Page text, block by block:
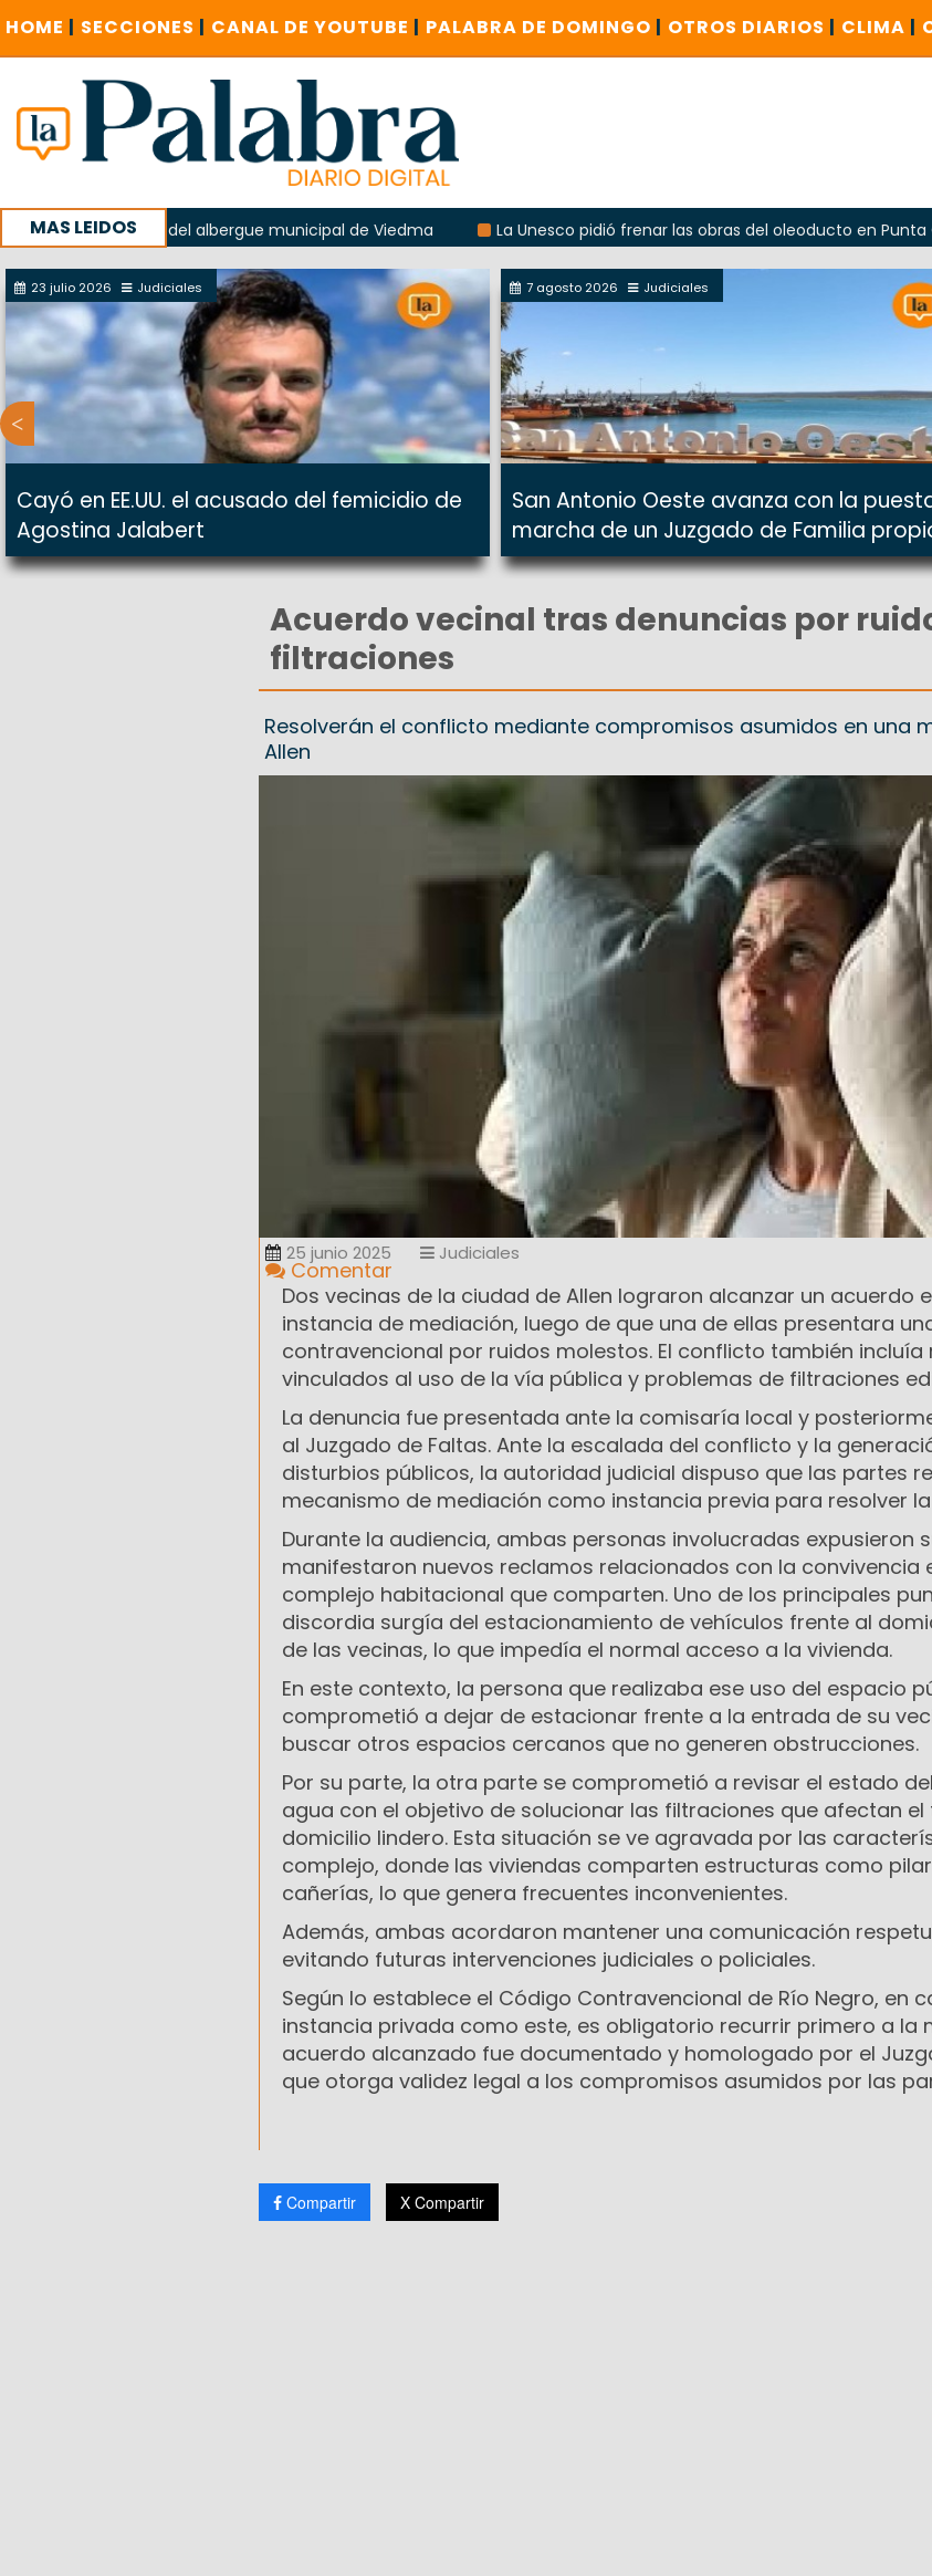
HOME | SECCIONES | CANAL DE YOUTUBE | PALABRA DE DOMINGO | OTROS DIARIOS | CLIMA |
MAS LEIDOS
la explosión del albergue municipal de Viedma La Unesco pidió frenar las obras del oleoducto en Punta
con un encuentro provincial en Roca
23 julio 2026 Judiciales
Cayó en EE.UU. el acusado del femicidio de
Agostina Jalabert
7 agosto 2026 Judiciales
San Antonio Oeste avanza con la
marcha de un Juzgado de Familia
Acuerdo vecinal tras denuncias por
filtraciones
Resolverán el conflicto mediante compromisos asumidos en una
Allen
25 junio 2025 Judiciales
Comentar
Dos vecinas de la ciudad de Allen lograron alcanzar un acuerdo
instancia de mediación, luego de que una de ellas presentara
contravencional por ruidos molestos. El conflicto también incluía
vinculados al uso de la vía pública y problemas de filtraciones
La denuncia fue presentada ante la comisaría local y
al Juzgado de Faltas. Ante la escalada del conflicto y la
disturbios públicos, la autoridad judicial dispuso que las partes
mecanismo de mediación como instancia previa para resolver
Durante la audiencia, ambas personas involucradas expusieron
manifestaron nuevos reclamos relacionados con la convivencia
complejo habitacional que comparten. Uno de los principales
discordia surgía del estacionamiento de vehículos frente al
de las vecinas, lo que impedía el normal acceso a la vivienda.
En este contexto, la persona que realizaba ese uso del espacio
comprometió a dejar de estacionar frente a la entrada de su
buscar otros espacios cercanos que no generen obstrucciones.
Por su parte, la otra parte se comprometió a revisar el estado
agua con el objetivo de solucionar las filtraciones que afectan el
domicilio lindero. Esta situación se ve agravada por las
complejo, donde las viviendas comparten estructuras como
cañerías, lo que genera frecuentes inconvenientes.
Además, ambas acordaron mantener una comunicación
evitando futuras intervenciones judiciales o policiales.
Según lo establece el Código Contravencional de Río Negro, en
instancia privada como este, es obligatorio recurrir primero a la
acuerdo alcanzado fue documentado y homologado por el
que otorga validez legal a los compromisos asumidos por las
Compartir X Compartir